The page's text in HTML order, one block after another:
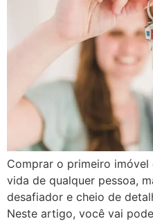
Comprar o primeiro
vida de qualquer pessoa,
desafiador e cheio de
Neste artigo, você vai